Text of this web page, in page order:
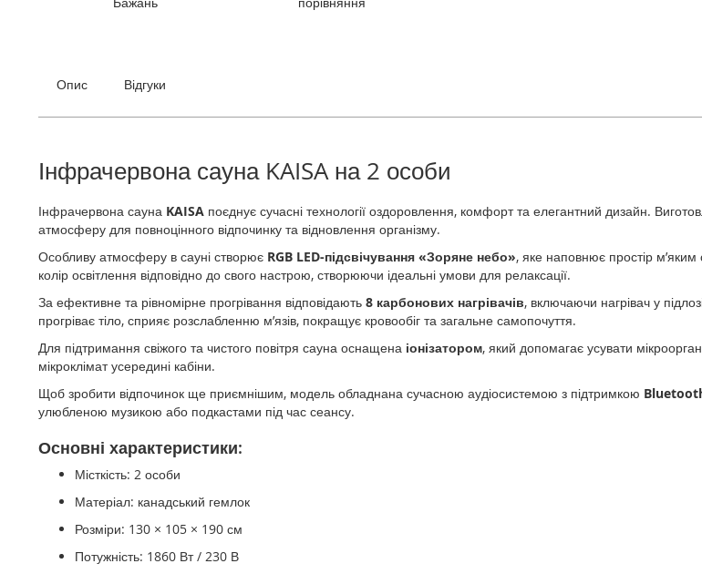
Опис Відгуки
Інфрачервона сауна KAISA на 2 особи
Інфрачервона сауна KAISA поєднує сучасні технології оздоровлення, комфорт та елегантний дизайн.
атмосферу для повноцінного відпочинку та відновлення організму.
Особливу атмосферу в сауні створює RGB LED-підсвічування «Зоряне небо», яке наповнює простір
колір освітлення відповідно до свого настрою, створюючи ідеальні умови для релаксації.
За ефективне та рівномірне прогрівання відповідають 8 карбонових нагрівачів, включаючи нагрівач у
прогріває тіло, сприяє розслабленню м’язів, покращує кровообіг та загальне самопочуття.
Для підтримання свіжого та чистого повітря сауна оснащена іонізатором, який допомагає усувати
мікроклімат усередині кабіни.
Щоб зробити відпочинок ще приємнішим, модель обладнана сучасною аудіосистемою з підтримкою
улюбленою музикою або подкастами під час сеансу.
Основні характеристики:
Місткість: 2 особи
Матеріал: канадський гемлок
Розміри: 130 × 105 × 190 см
Потужність: 1860 Вт / 230 В